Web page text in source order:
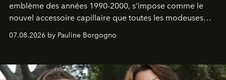
emblème des années 1990-2000, s'impose comme le
nouvel accessoire capillaire que toutes les modeuses
s'arrachent déjà.
07.08.2026 by Pauline Borgogno